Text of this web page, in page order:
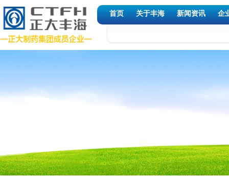
首页 关于丰海 新闻资讯 企